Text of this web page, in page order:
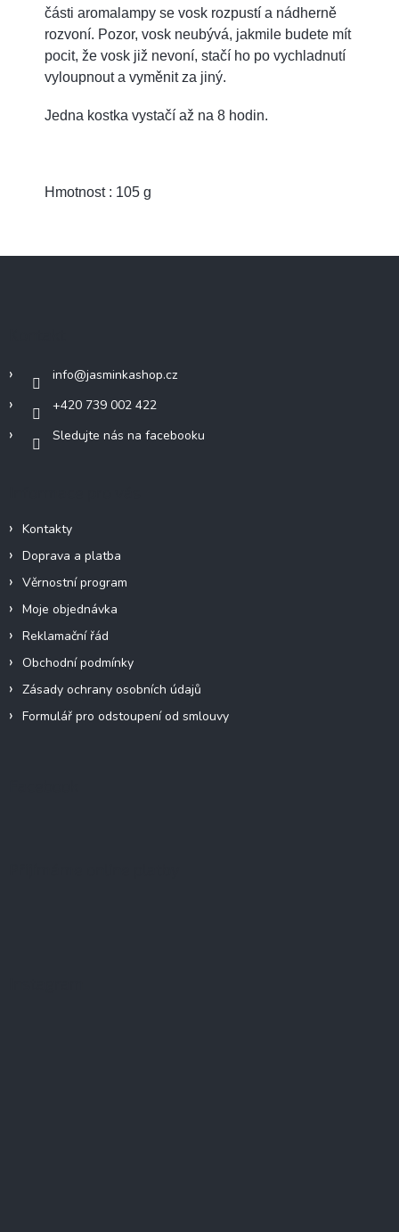
části aromalampy se vosk rozpustí a nádherně
rozvoní. Pozor, vosk neubývá, jakmile budete mít
pocit, že vosk již nevoní, stačí ho po vychladnutí
vyloupnout a vyměnit za jiný.
Jedna kostka vystačí až na 8 hodin.
Hmotnost : 105 g
info@jasminkashop.cz
+420 739 002 422
Sledujte nás na facebooku
Kontakty
Doprava a platba
Věrnostní program
Moje objednávka
Reklamační řád
Obchodní podmínky
Zásady ochrany osobních údajů
Formulář pro odstoupení od smlouvy